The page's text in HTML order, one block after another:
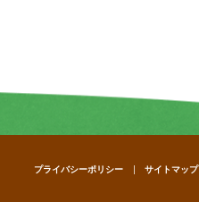
サイトマップ
プライバシーポリシー